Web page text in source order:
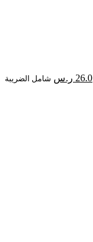
السعر
26.0 ر.س السعر
شامل الضريبة